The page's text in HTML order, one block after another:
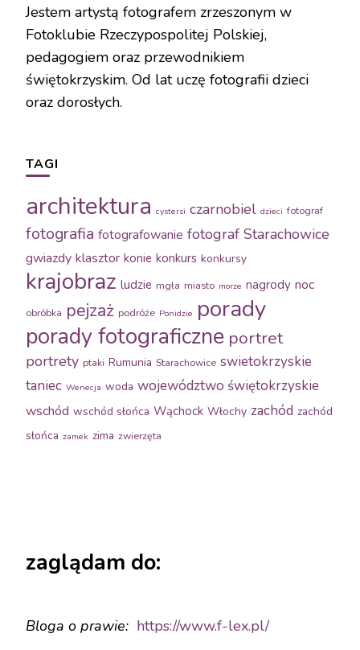
Jestem artystą fotografem zrzeszonym w
Fotoklubie Rzeczypospolitej Polskiej,
pedagogiem oraz przewodnikiem
świętokrzyskim. Od lat uczę fotografii dzieci
oraz dorosłych.
TAGI
architektura cystersi czarnobiel dzieci fotograf
fotografia fotografowanie fotograf Starachowice
gwiazdy klasztor konie konkurs konkursy
krajobraz ludzie mgła miasto morze nagrody noc
obróbka pejzaż podróże Ponidzie porady
porady fotograficzne portret
portrety ptaki Rumunia Starachowice swietokrzyskie
taniec Wenecja woda województwo świętokrzyskie
wschód wschód słońca Wąchock Włochy zachód zachód
słońca zamek zima zwierzęta
zaglądam do:
Bloga o prawie: https://www.f-lex.pl/